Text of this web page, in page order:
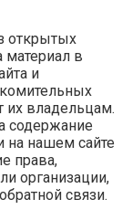
открытых
в
и
их владельцам.
содержание
на нашем сайте
права,
организации,
связи.